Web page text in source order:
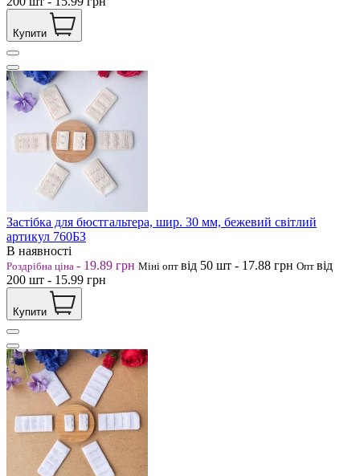
Купити
Застібка для бюстгальтера, шир. 30 мм, бежевий світлий
артикул 760БЗ
В наявності
Роздрібна ціна - 19.89 грн Міні опт від 50 шт - 17.88 грн Опт від
200 шт - 15.99 грн
Купити